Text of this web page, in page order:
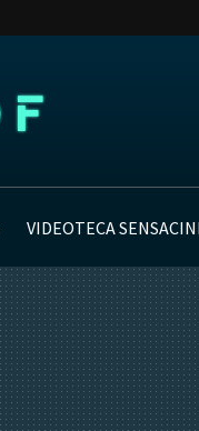
VIDEOTECA